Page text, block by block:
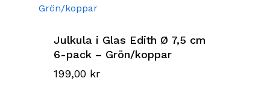
Julkula i Glas Edith Ø 7,5 cm
6-pack – Grön/koppar
199,00 kr